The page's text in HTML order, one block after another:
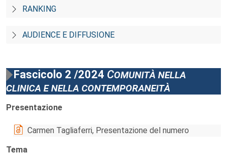
RANKING
AUDIENCE E DIFFUSIONE
Fascicolo 2 /2024 Comunità nella
clinica e nella contemporaneità
Presentazione
Carmen Tagliaferri, Presentazione del numero
Tema